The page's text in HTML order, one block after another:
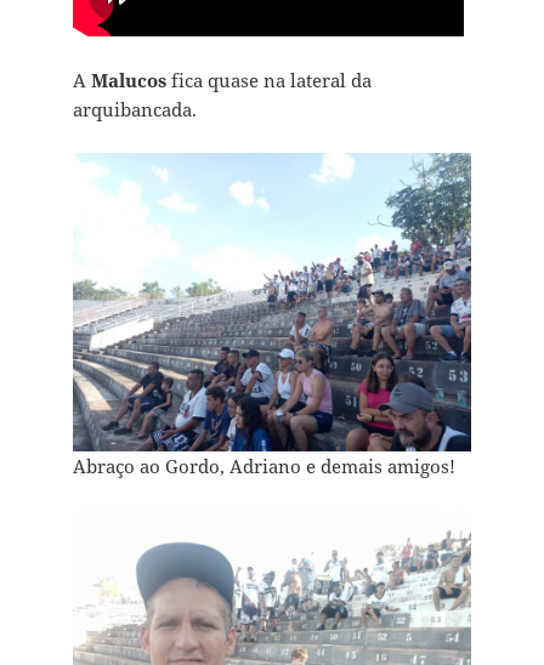
A Malucos fica quase na lateral da
arquibancada.
Abraço ao Gordo, Adriano e demais amigos!